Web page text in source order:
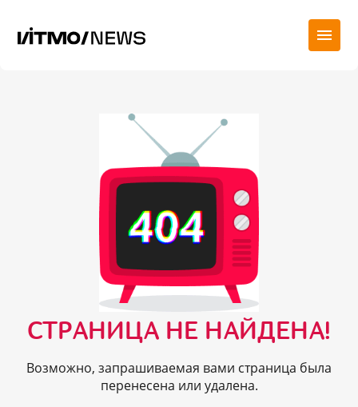
СТРАНИЦА НЕ НАЙДЕНА!
Возможно, запрашиваемая вами страница была
перенесена или удалена.